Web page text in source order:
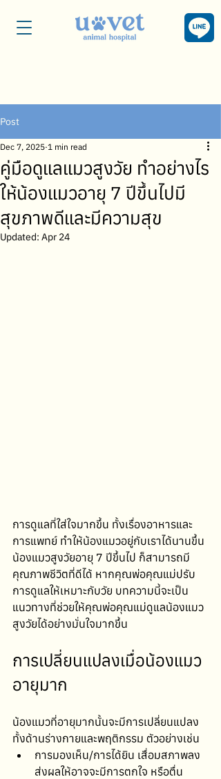
Post
คู่มือดูแลแมวสูงวัย ทำอย่างไร
ให้น้องแมวอายุ 7 ปีขึ้นไปมี
สุขภาพดีและมีความสุข
Dec 7, 2025 1 min read
Updated: Apr 24
การดูแลที่ใส่ใจมากขึ้น ทั้งเรื่องอาหารและ
การแพทย์ ทำให้น้องแมวอยู่กับเราได้นานขึ้น
น้องแมวสูงวัยอายุ 7 ปีขึ้นไป ก็สามารถมี
คุณภาพชีวิตที่ดีได้ หากคุณพ่อคุณแม่ปรับ
การดูแลให้เหมาะกับวัย บทความนี้จะเป็น
แนวทางที่ช่วยให้คุณพ่อคุณแม่ดูแลน้องแมว
สูงวัยได้อย่างมั่นใจมากขึ้น
การเปลี่ยนแปลงเมื่อน้องแมว
อายุมาก
น้องแมวที่อายุมากนั้นจะมีการเปลี่ยนแปลง
ทั้งด้านร่างกายและพฤติกรรม ตัวอย่างเช่น
การมองเห็น/การได้ยิน เสื่อมสภาพลง
ส่งผลให้อาจจะมีการตกใจ หรือตื่น